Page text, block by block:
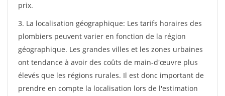
prix.
3. La localisation géographique: Les tarifs horaires des
plombiers peuvent varier en fonction de la région
géographique. Les grandes villes et les zones urbaines
ont tendance à avoir des coûts de main-d'œuvre plus
élevés que les régions rurales. Il est donc important de
prendre en compte la localisation lors de l'estimation